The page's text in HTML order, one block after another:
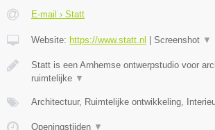
E-mail › Statt
Website: https://www.statt.nl Screenshot ▼
Statt is een Arnhemse ontwerpstudio voor
ruimtelijke ▼
Architectuur, Ruimtelijke ontwikkeling,
Openingstijden ▼